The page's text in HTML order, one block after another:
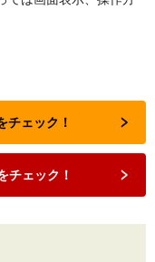
チェック！
チェック！